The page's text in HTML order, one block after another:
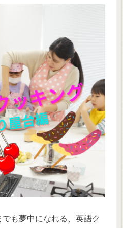
も夢中になれる、英語ク